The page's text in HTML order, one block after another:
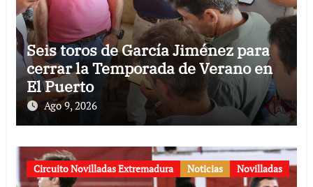
Seis toros de García Jiménez para
cerrar la Temporada de Verano en
El Puerto
Ago 9, 2026
Circuito Novilladas Extremadura Noticias Novilladas